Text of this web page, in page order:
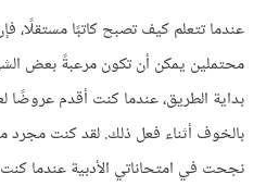
عندما تتعلم كيف تصبح كاتبًا مستقلًا،
محتملين يمكن أن تكون مرعبةً بعض
بداية الطريق، عندما كنت أقدم
بالخوف أثناء فعل ذلك. لقد كنت مجرد
نجحت في امتحاناتي الأدبية عندما كنت